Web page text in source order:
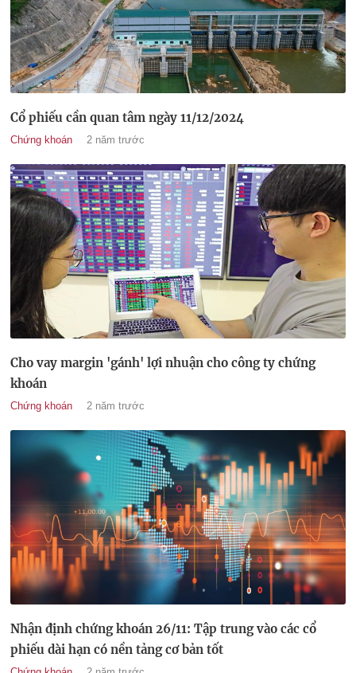
Cổ phiếu cần quan tâm ngày 11/12/2024
Chứng khoán 2 năm trước
Cho vay margin 'gánh' lợi nhuận cho công ty chứng
khoán
Chứng khoán 2 năm trước
Nhận định chứng khoán 26/11: Tập trung vào các cổ
phiếu dài hạn có nền tảng cơ bản tốt